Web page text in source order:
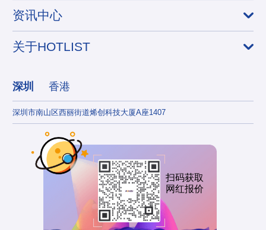
资讯中心
关于HOTLIST
深圳 香港
深圳市南山区西丽街道烯创科技大厦A座1407
扫码获取
网红报价